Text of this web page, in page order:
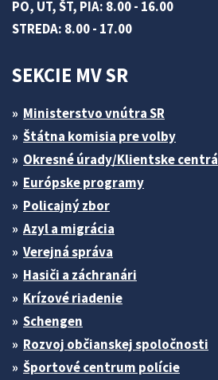
PO, UT, ŠT, PIA: 8.00 - 16.00
STREDA: 8.00 - 17.00
SEKCIE MV SR
Ministerstvo vnútra SR
Štátna komisia pre volby
Okresné úrady/Klientske centrá
Európske programy
Policajný zbor
Azyl a migrácia
Verejná správa
Hasiči a záchranári
Krízové riadenie
Schengen
Rozvoj občianskej spoločnosti
Športové centrum polície